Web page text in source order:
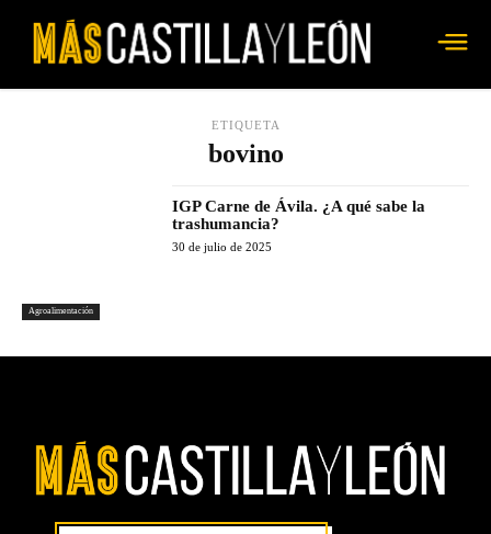
ETIQUETA
bovino
Agroalimentación
IGP Carne de Ávila. ¿A qué sabe la
trashumancia?
30 de julio de 2025